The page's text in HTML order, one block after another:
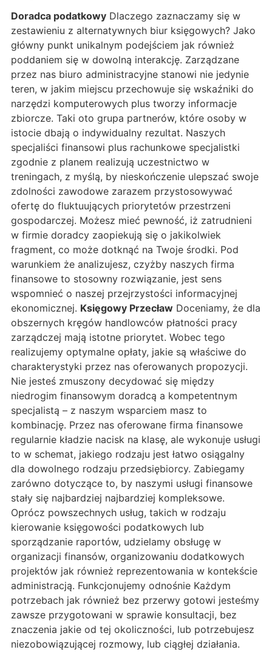
Doradca podatkowy Dlaczego zaznaczamy się w
zestawieniu z alternatywnych biur księgowych? Jako
główny punkt unikalnym podejściem jak również
poddaniem się w dowolną interakcję. Zarządzane
przez nas biuro administracyjne stanowi nie jedynie
teren, w jakim miejscu przechowuje się wskaźniki do
narzędzi komputerowych plus tworzy informacje
zbiorcze. Taki oto grupa partnerów, które osoby w
istocie dbają o indywidualny rezultat. Naszych
specjaliści finansowi plus rachunkowe specjalistki
zgodnie z planem realizują uczestnictwo w
treningach, z myślą, by nieskończenie ulepszać swoje
zdolności zawodowe zarazem przystosowywać
ofertę do fluktuujących priorytetów przestrzeni
gospodarczej. Możesz mieć pewność, iż zatrudnieni
w firmie doradcy zaopiekują się o jakikolwiek
fragment, co może dotknąć na Twoje środki. Pod
warunkiem że analizujesz, czyżby naszych firma
finansowe to stosowny rozwiązanie, jest sens
wspomnieć o naszej przejrzystości informacyjnej
ekonomicznej. Księgowy Przecław Doceniamy, że dla
obszernych kręgów handlowców płatności pracy
zarządczej mają istotne priorytet. Wobec tego
realizujemy optymalne opłaty, jakie są właściwe do
charakterystyki przez nas oferowanych propozycji.
Nie jesteś zmuszony decydować się między
niedrogim finansowym doradcą a kompetentnym
specjalistą – z naszym wsparciem masz to
kombinację. Przez nas oferowane firma finansowe
regularnie kładzie nacisk na klasę, ale wykonuje usługi
to w schemat, jakiego rodzaju jest łatwo osiągalny
dla dowolnego rodzaju przedsiębiorcy. Zabiegamy
zarówno dotyczące to, by naszymi usługi finansowe
stały się najbardziej najbardziej kompleksowe.
Oprócz powszechnych usług, takich w rodzaju
kierowanie księgowości podatkowych lub
sporządzanie raportów, udzielamy obsługę w
organizacji finansów, organizowaniu dodatkowych
projektów jak również reprezentowania w kontekście
administracją. Funkcjonujemy odnośnie Każdym
potrzebach jak również bez przerwy gotowi jesteśmy
zawsze przygotowani w sprawie konsultacji, bez
znaczenia jakie od tej okoliczności, lub potrzebujesz
niezobowiązującej rozmowy, lub ciągłej działania.